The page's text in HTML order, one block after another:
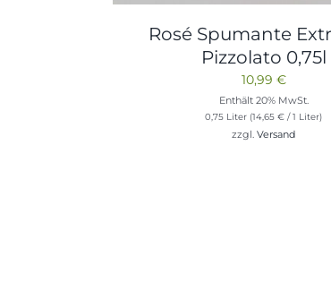
Rosé Spumante
Pizzolato 0,75l
10,99 €
Enthält 20% MwSt.
0,75 Liter (14,65€ / 1 Liter)
zzgl.Versand